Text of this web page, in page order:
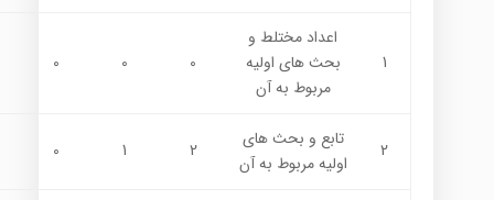
1
اعداد مختلط و
بحث هاي اوليه
مربوط به آن
0
0
0
2
تابع و بحث هاي
اوليه مربوط به آن
2
1
0